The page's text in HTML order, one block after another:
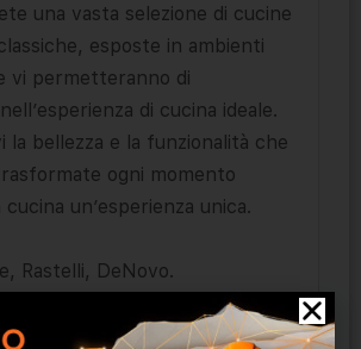
una vasta selezione di cucine
esposte in ambienti
vi permetteranno di
di cucina ideale.
la bellezza e la funzionalità che
ogni momento
un’esperienza unica.
Rastelli, DeNovo.